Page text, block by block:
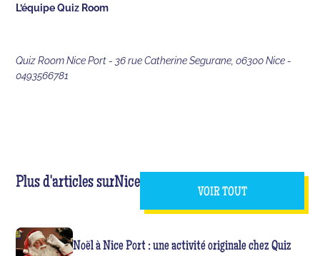
L’équipe Quiz Room
Quiz Room Nice Port - 36 rue Catherine Segurane, 06300 Nice -
0493566781
Plus d'articles surNice
VOIR TOUT
Noël à Nice Port : une activité originale chez Quiz